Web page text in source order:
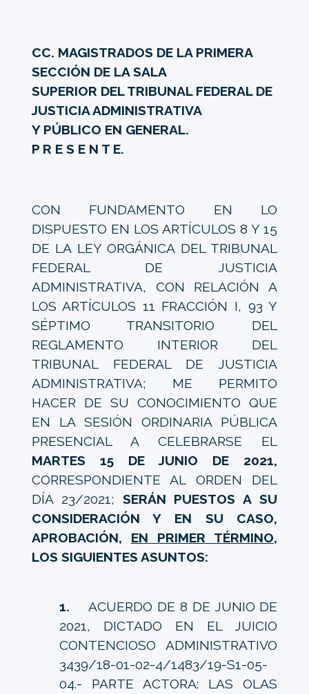
CC. MAGISTRADOS DE LA PRIMERA
SECCIÓN DE LA SALA
SUPERIOR DEL TRIBUNAL FEDERAL DE
JUSTICIA ADMINISTRATIVA
Y PÚBLICO EN GENERAL.
P R E S E N T E.
CON FUNDAMENTO EN LO
DISPUESTO EN LOS ARTÍCULOS 8 Y 15
DE LA LEY ORGÁNICA DEL TRIBUNAL
FEDERAL DE JUSTICIA
ADMINISTRATIVA, CON RELACIÓN A
LOS ARTÍCULOS 11 FRACCIÓN I, 93 Y
SÉPTIMO TRANSITORIO DEL
REGLAMENTO INTERIOR DEL
TRIBUNAL FEDERAL DE JUSTICIA
ADMINISTRATIVA; ME PERMITO
HACER DE SU CONOCIMIENTO QUE
EN LA SESIÓN ORDINARIA PÚBLICA
PRESENCIAL A CELEBRARSE EL
MARTES 15 DE JUNIO DE 2021,
CORRESPONDIENTE AL ORDEN DEL
DÍA 23/2021; SERÁN PUESTOS A SU
CONSIDERACIÓN Y EN SU CASO,
APROBACIÓN, EN PRIMER TÉRMINO,
LOS SIGUIENTES ASUNTOS:
1.
ACUERDO DE 8 DE JUNIO DE
2021, DICTADO EN EL JUICIO
CONTENCIOSO ADMINISTRATIVO
3439/18-01-02-4/1483/19-S1-05-
04.- PARTE ACTORA: LAS OLAS